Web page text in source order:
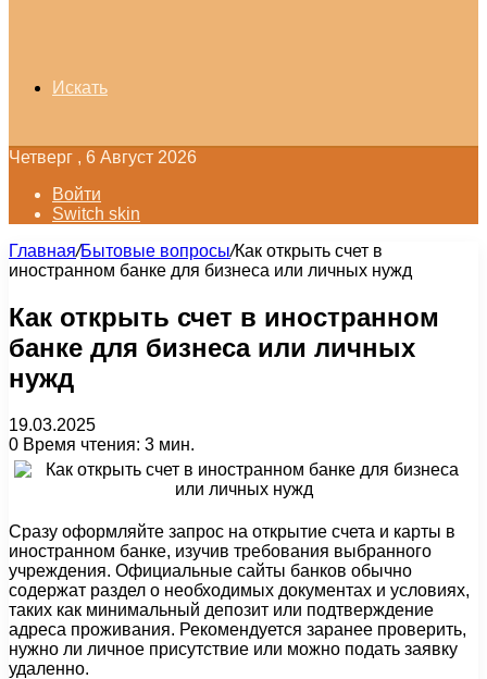
Искать
Четверг , 6 Август 2026
Войти
Switch skin
Главная/Бытовые вопросы/Как открыть счет в
иностранном банке для бизнеса или личных нужд
Как открыть счет в иностранном
банке для бизнеса или личных
нужд
19.03.2025
0 Время чтения: 3 мин.
Сразу оформляйте запрос на открытие счета и карты в
иностранном банке, изучив требования выбранного
учреждения. Официальные сайты банков обычно
содержат раздел о необходимых документах и условиях,
таких как минимальный депозит или подтверждение
адреса проживания. Рекомендуется заранее проверить,
нужно ли личное присутствие или можно подать заявку
удаленно.